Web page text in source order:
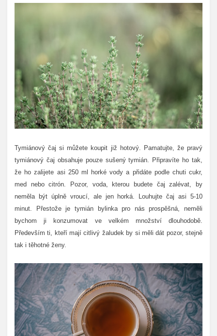
Tymiánový čaj si můžete koupit již hotový. Pamatujte, že pravý
tymiánový čaj obsahuje pouze sušený tymián. Připravíte ho tak,
že ho zalijete asi 250 ml horké vody a přidáte podle chuti cukr,
med nebo citrón. Pozor, voda, kterou budete čaj zalévat, by
neměla být úplně vroucí, ale jen horká. Louhujte čaj asi 5-10
minut.
Přestože je tymián bylinka pro nás prospěšná, neměli
bychom ji konzumovat ve velkém množství dlouhodobě.
Především ti, kteří mají citlivý žaludek by si měli dát pozor, stejně
tak i těhotné ženy.